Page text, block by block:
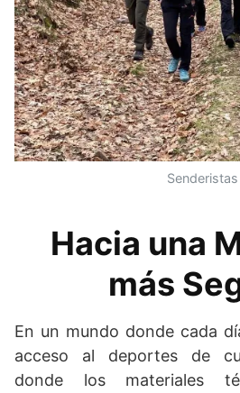
Senderistas
Hacia una
más
En un mundo donde cada
acceso al deportes de
donde los materiales